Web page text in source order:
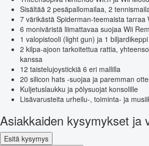
Sisältää 2 pesäpallomailaa, 2
7 värikästä Spiderman-teemaista tarraa
6 moniväristä liimattavaa suojaa Wii
1 valopistooli (light gun) ja 1 biljardikeppi
2 kilpa-ajoon tarkoitettua rattia,
kanssa
12 taistelujoystickiä 6 eri mallilla
20 silicon hats -suojaa ja paremman
Kuljetuslaukku ja pölysuojat konsolille
Lisävarusteita urheilu-, toiminta- ja
Asiakkaiden kysymykset ja
Esitä kysymys